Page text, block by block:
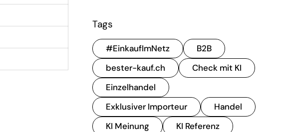
Tags
#EinkaufImNetz
B2B
bester-kauf.ch
Check mit KI
Einzelhandel
Exklusiver Importeur
Handel
KI Meinung
KI Referenz